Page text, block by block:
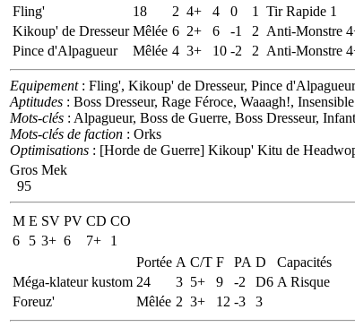
Fling'
18 2 4+ 4 0 1
Tir Rapide 1
Kikoup' de Dresseur Mêlée 6 2+ 6 -1 2 Anti-Monstre
Pince d'Alpagueur
Mêlée 4 3+ 10 -2 2 Anti-Monstre
Equipement: Fling', Kikoup' de Dresseur, Pince d'Alpagueur
Aptitudes : Boss Dresseur, Rage Féroce, Waaagh!,
Mots-clés : Alpagueur, Boss de Guerre, Boss Dresseur,
Mots-clés de faction : Orks
Optimisations : [Horde de Guerre] Kikoup' Kitu de
Gros Mek
95
M E SV PV CD CO
6
5 3+ 6 7+
1
Portée A C/T F PA D
Capacités
Méga-klateur kustom 24 3 5+ 9 -2 D6 A Risque
Foreuz'
Mêlée 2 3+ 12 -3 3